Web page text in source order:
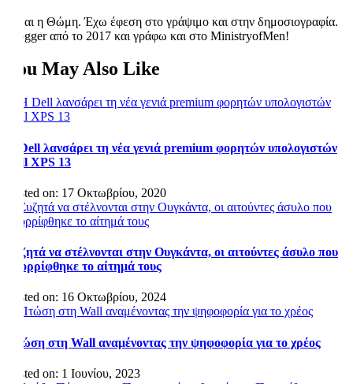
Είμαι η Θώμη. Έχω έφεση στο γράψιμο και στην δημοσιογραφία.
Blogger από το 2017 και γράφω και στο MinistryofMen!
You May Also Like
Η Dell λανσάρει τη νέα γενιά premium φορητών υπολογιστών
Dell XPS 13
Posted on: 17 Οκτωβρίου, 2020
Συζητά να στέλνονται στην Ουγκάντα, οι αιτούντες άσυλο που
απορρίφθηκε το αίτημά τους
Posted on: 16 Οκτωβρίου, 2024
Πτώση στη Wall αναμένοντας την ψηφοφορία για το χρέος
Posted on: 1 Ιουνίου, 2023